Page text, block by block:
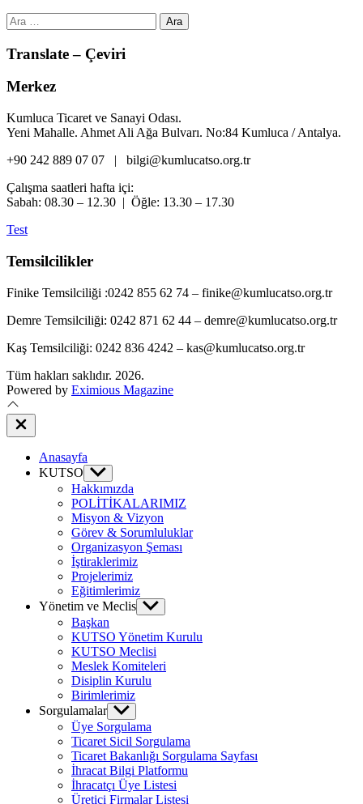
Arama:
Translate – Çeviri
Merkez
Kumluca Ticaret ve Sanayi Odası.
Yeni Mahalle. Ahmet Ali Ağa Bulvarı. No:84 Kumluca / Antalya.
+90 242 889 07 07 | bilgi@kumlucatso.org.tr
Çalışma saatleri hafta içi:
Sabah: 08.30 – 12.30 | Öğle: 13.30 – 17.30
Test
Temsilcilikler
Finike Temsilciliği :0242 855 62 74 – finike@kumlucatso.org.tr
Demre Temsilciliği: 0242 871 62 44 – demre@kumlucatso.org.tr
Kaş Temsilciliği: 0242 836 4242 – kas@kumlucatso.org.tr
Tüm hakları saklıdır. 2026.
Powered by Eximious Magazine
Close
Off
Anasayfa
KUTSO Show
sub
menu
Hakkımızda
POLİTİKALARIMIZ
Misyon & Vizyon
Görev & Sorumluluklar
Organizasyon Şeması
İştiraklerimiz
Projelerimiz
Eğitimlerimiz
Yönetim ve Meclis Show
sub
menu
Başkan
KUTSO Yönetim Kurulu
KUTSO Meclisi
Meslek Komiteleri
Disiplin Kurulu
Birimlerimiz
Sorgulamalar Show
sub
menu
Üye Sorgulama
Ticaret Sicil Sorgulama
Ticaret Bakanlığı Sorgulama Sayfası
İhracat Bilgi Platformu
İhracatçı Üye Listesi
Üretici Firmalar Listesi